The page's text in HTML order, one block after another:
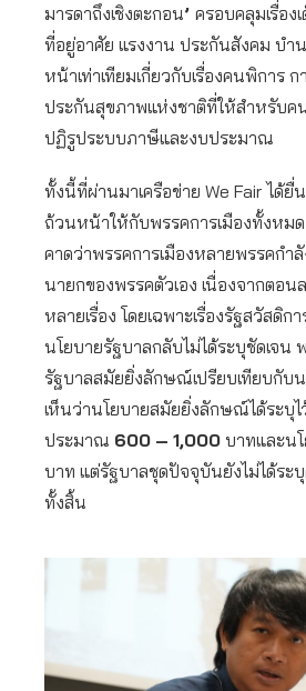
มารดาถึงเชิงตะกอน’ ครอบคลุมเรื่อง
ที่อยู่อาศัย แรงงาน ประกันสังคม บำ
หน้าเท่าเทียมเกี่ยวกับเรื่องคนพิการ ก
ประกันสุขภาพแห่งชาติที่ให้สำหรับค
ปฏิรูประบบภาษีและงบประมาณ
ทั้งนี้ที่ผ่านมาเครือข่าย We Fair ได้ยื่
ถ้วนหน้าให้กับพรรคการเมืองทั้งหม
คาดว่าพรรคการเมืองหลายพรรคกำ
นายกของพรรคตัวเอง เนื่องจากตอน
หลายเรื่อง โดยเฉพาะเรื่องรัฐสวัสดิก
นโยบายรัฐบาลกลับไม่ได้ระบุชัดเจน
รัฐบาลสมัยยิ่งลักษณ์เปรียบเทียบกับ
เห็นว่านโยบายสมัยยิ่งลักษณ์ได้ระบุไ
ประมาณ 600 – 1,000 บาทและน
บาท แต่รัฐบาลชุดปัจจุบันยังไม่ได้ระบุ
ทั้งสิ้น